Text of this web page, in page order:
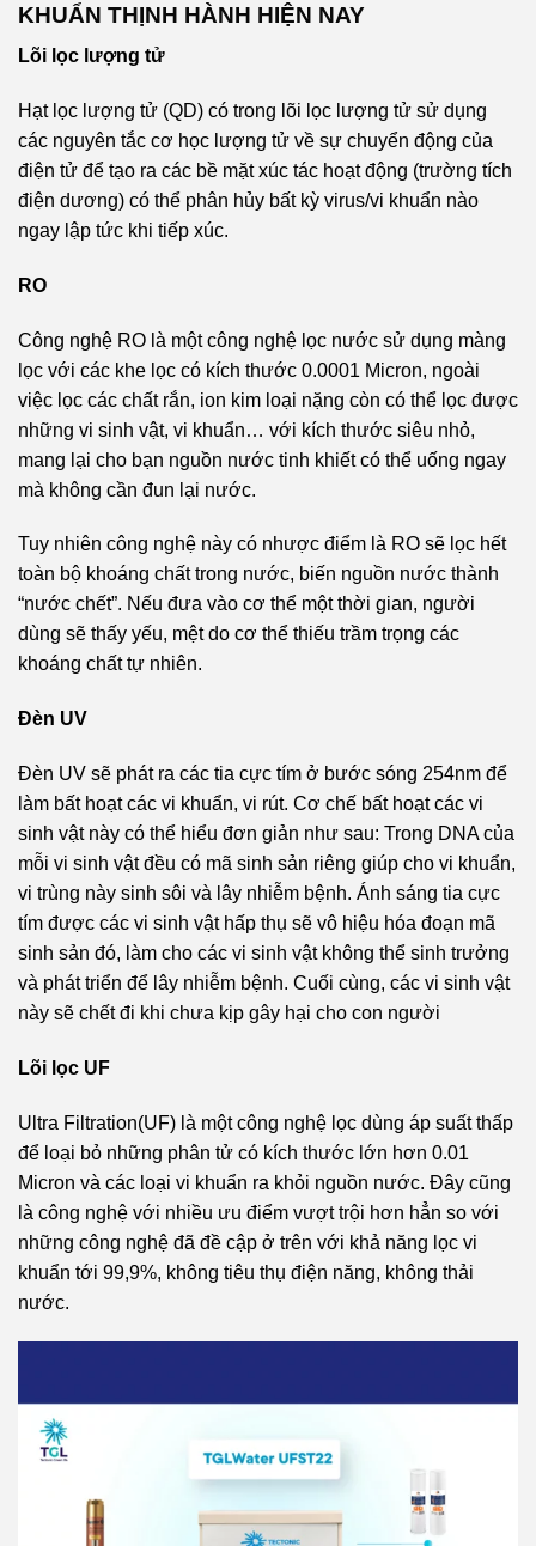
KHUẨN THỊNH HÀNH HIỆN NAY
Lõi lọc lượng tử
Hạt lọc lượng tử (QD) có trong lõi lọc lượng tử sử dụng
các nguyên tắc cơ học lượng tử về sự chuyển động của
điện tử để tạo ra các bề mặt xúc tác hoạt động (trường tích
điện dương) có thể phân hủy bất kỳ virus/vi khuẩn nào
ngay lập tức khi tiếp xúc.
RO
Công nghệ RO là một công nghệ lọc nước sử dụng màng
lọc với các khe lọc có kích thước 0.0001 Micron, ngoài
việc lọc các chất rắn, ion kim loại nặng còn có thể lọc được
những vi sinh vật, vi khuẩn… với kích thước siêu nhỏ,
mang lại cho bạn nguồn nước tinh khiết có thể uống ngay
mà không cần đun lại nước.
Tuy nhiên công nghệ này có nhược điểm là RO sẽ lọc hết
toàn bộ khoáng chất trong nước, biến nguồn nước thành
“nước chết”. Nếu đưa vào cơ thể một thời gian, người
dùng sẽ thấy yếu, mệt do cơ thể thiếu trầm trọng các
khoáng chất tự nhiên.
Đèn UV
Đèn UV sẽ phát ra các tia cực tím ở bước sóng 254nm để
làm bất hoạt các vi khuẩn, vi rút. Cơ chế bất hoạt các vi
sinh vật này có thể hiểu đơn giản như sau: Trong DNA của
mỗi vi sinh vật đều có mã sinh sản riêng giúp cho vi khuẩn,
vi trùng này sinh sôi và lây nhiễm bệnh. Ánh sáng tia cực
tím được các vi sinh vật hấp thụ sẽ vô hiệu hóa đoạn mã
sinh sản đó, làm cho các vi sinh vật không thể sinh trưởng
và phát triển để lây nhiễm bệnh. Cuối cùng, các vi sinh vật
này sẽ chết đi khi chưa kịp gây hại cho con người
Lõi lọc UF
Ultra Filtration(UF) là một công nghệ lọc dùng áp suất thấp
để loại bỏ những phân tử có kích thước lớn hơn 0.01
Micron và các loại vi khuẩn ra khỏi nguồn nước. Đây cũng
là công nghệ với nhiều ưu điểm vượt trội hơn hẳn so với
những công nghệ đã đề cập ở trên với khả năng lọc vi
khuẩn tới 99,9%, không tiêu thụ điện năng, không thải
nước.